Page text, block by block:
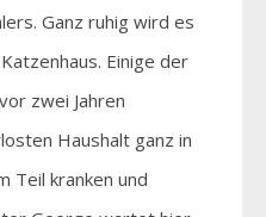
Ganz ruhig wird es
Einige der
zwei Jahren
Haushalt ganz in
Teil kranken und